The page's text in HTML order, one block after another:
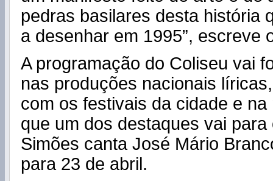
pedras basilares desta história
a desenhar em 1995”, escreve
A programação do Coliseu vai
nas produções nacionais
com os festivais da cidade e
que um dos destaques vai para
Simões canta José Mário
para 23 de abril.